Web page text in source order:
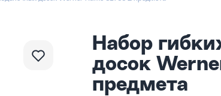
Набор
досок
предмета